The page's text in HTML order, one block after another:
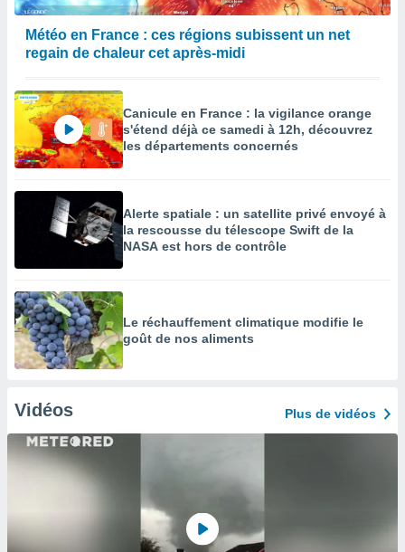
Météo en France : ces régions subissent un net
regain de chaleur cet après-midi
Canicule en France : la vigilance orange
s'étend déjà ce samedi à 12h, découvrez
les départements concernés
Alerte spatiale : un satellite privé envoyé à
la rescousse du télescope Swift de la
NASA est hors de contrôle
Le réchauffement climatique modifie le
goût de nos aliments
Vidéos Plus de vidéos